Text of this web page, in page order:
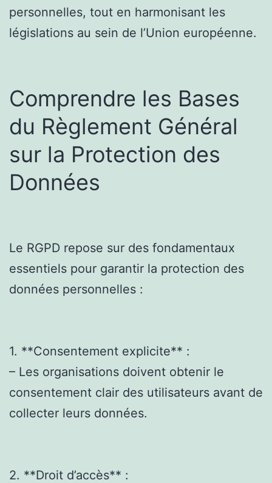
personnelles, tout en harmonisant les
législations au sein de l’Union européenne.
Comprendre les Bases
du Règlement Général
sur la Protection des
Données
Le RGPD repose sur des fondamentaux
essentiels pour garantir la protection des
données personnelles :
1. **Consentement explicite** :
– Les organisations doivent obtenir le
consentement clair des utilisateurs avant de
collecter leurs données.
2. **Droit d’accès** :